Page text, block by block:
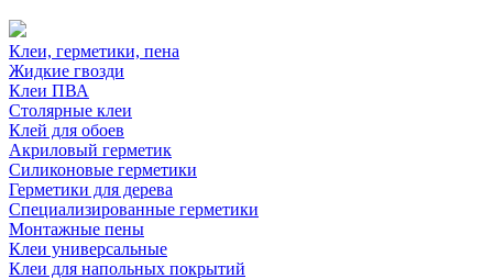
Клеи, герметики, пена
Жидкие гвозди
Клеи ПВА
Столярные клеи
Клей для обоев
Акриловый герметик
Силиконовые герметики
Герметики для дерева
Специализированные герметики
Монтажные пены
Клеи универсальные
Клеи для напольных покрытий